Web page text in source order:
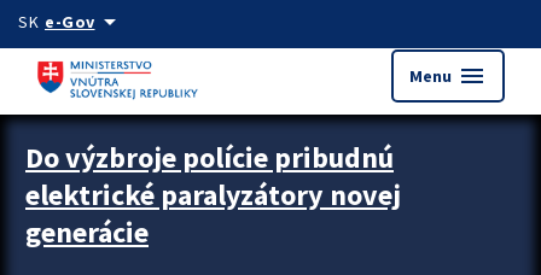
Preskocit na hlavný obsah
SK e-Govarrow_drop_down
Menu menu
Zastavit automatický posun upútavok
Do výzbroje polície pribudnú
elektrické paralyzátory novej
generácie